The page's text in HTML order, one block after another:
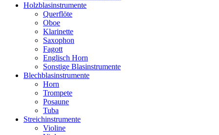
Holzblasinstrumente
Querflöte
Oboe
Klarinette
Saxophon
Fagott
Englisch Horn
Sonstige Blasinstrumente
Blechblasinstrumente
Horn
Trompete
Posaune
Tuba
Streichinstrumente
Violine